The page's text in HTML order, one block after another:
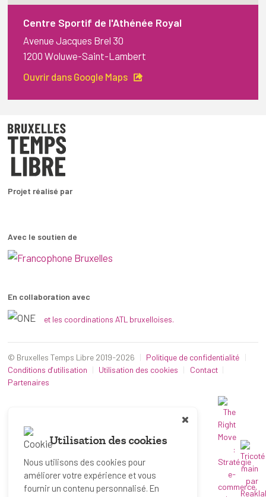
Centre Sportif de l'Athénée Royal
Avenue Jacques Brel 30
1200 Woluwe-Saint-Lambert
Ouvrir dans Google Maps
Projet réalisé par
Avec le soutien de
En collaboration avec
et les coordinations ATL bruxelloises.
© Bruxelles Temps Libre 2019-2026
Politique de confidentialité
Conditions d’utilisation
Utilisation des cookies
Contact
Partenaires
Utilisation des cookies
Nous utilisons des cookies pour
améliorer votre expérience et vous
fournir un contenu personnalisé. En